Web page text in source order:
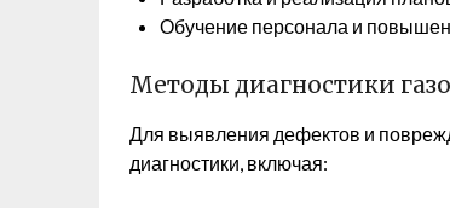
Обучение персонала и
Методы диагностики
Для выявления дефектов и
диагностики, включая: